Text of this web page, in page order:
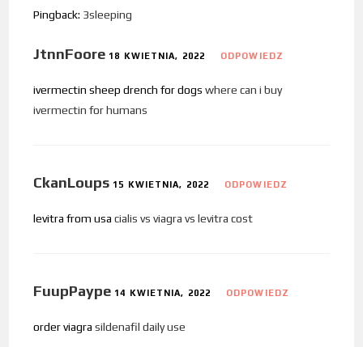
Pingback: 3sleeping
JtnnFoore 18 KWIETNIA, 2022 ODPOWIEDZ
ivermectin sheep drench for dogswhere can i buy
ivermectin for humans
CkanLoups 15 KWIETNIA, 2022 ODPOWIEDZ
levitra from usacialis vs viagra vs levitra cost
FuupPaype 14 KWIETNIA, 2022 ODPOWIEDZ
order viagrasildenafil daily use